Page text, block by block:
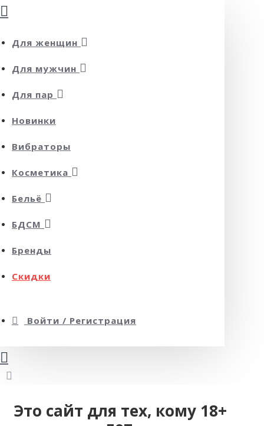
Для женщин
Для мужчин
Для пар
Новинки
Вибраторы
Косметика
Бельё
БДСМ
Бренды
Скидки
Войти / Регистрация
Это сайт для тех, кому 18+